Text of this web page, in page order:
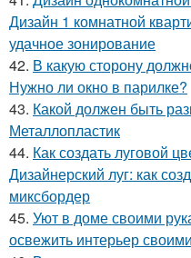
Дизайн 1 комнатной
удачное зонирование
42. В какую сторону
Нужно ли окно в парилке?
43. Какой должен быть
Металлопластик
44. Как создать луговой
Дизайнерский луг: как
миксбордер
45. Уют в доме своими
освежить интерьер